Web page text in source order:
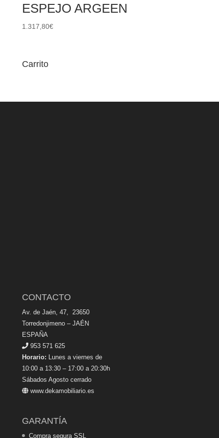
ESPEJO ARGEEN
1.317,80€
Carrito
CONTACTO
Av. de Jaén, 47, 23650
Torredonjimeno – JAÉN
ESPAÑA
953 571 625
Horario: Lunes a viernes de
10:00 a 13:30 – 17:00 a 20:30h
Sábados Agosto cerrado
www.dekamobiliario.es
GARANTÍA
Compra segura SSL